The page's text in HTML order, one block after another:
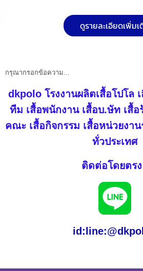
ดูรายละเอียดเพิ่มเ
กรุณากรอกข้อความ...
dkpolo โรงงานผลิตเสื้อโปโลเ
ทีม เสื้อพนักงาน เสื้อบ.ษัท เสื้อ
คณะ เสื้อกิจกรรม เสื้อหน่วยงา
ทั่วประเทศ
ติดต่อโดยตรง